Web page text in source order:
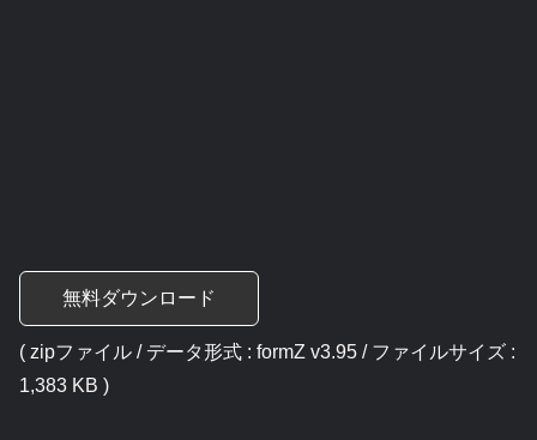
無料ダウンロード
( zipファイル / データ形式 : formZ v3.95 / ファイルサイズ :
1,383 KB )